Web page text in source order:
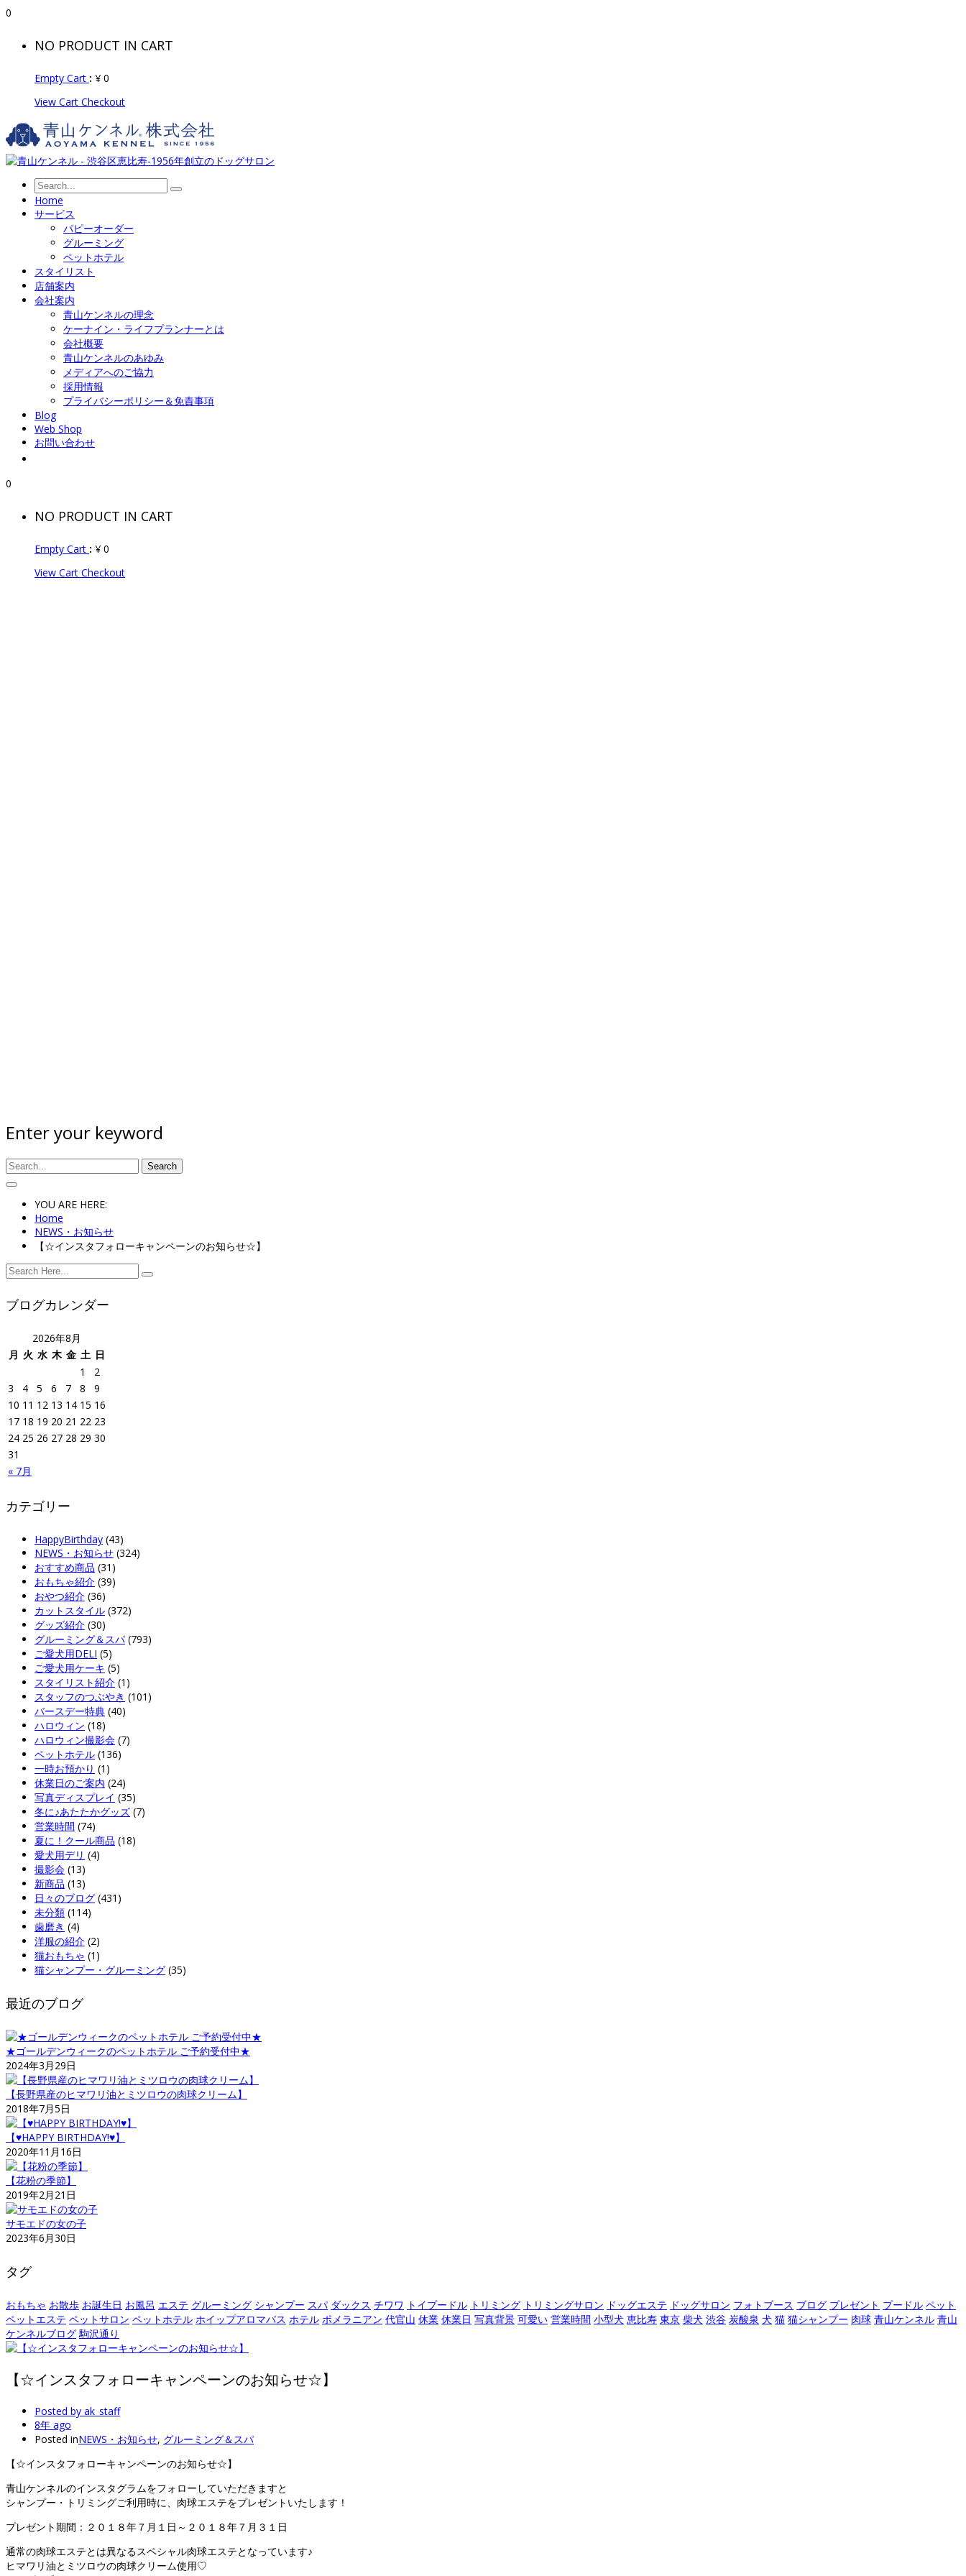
0
NO PRODUCT IN CART
Empty Cart : ¥ 0
View Cart Checkout
Home
サービス
パピーオーダー
グルーミング
ペットホテル
スタイリスト
店舗案内
会社案内
青山ケンネルの理念
ケーナイン・ライフプランナーとは
会社概要
青山ケンネルのあゆみ
メディアへのご協力
採用情報
プライバシーポリシー＆免責事項
Blog
Web Shop
お問い合わせ
0
NO PRODUCT IN CART
Empty Cart : ¥ 0
View Cart Checkout
Enter your keyword
Search
YOU ARE HERE:
Home
NEWS・お知らせ
【☆インスタフォローキャンペーンのお知らせ☆】
ブログカレンダー
2026年8月
月 火 水 木 金 土 日
« 7月
1
2
3
4 5 6 7 8
9
10 11 12 13 14 15 16
17 18 19 20 21 22 23
24 25 26 27 28 29 30
31
カテゴリー
HappyBirthday (43)
NEWS・お知らせ (324)
おすすめ商品 (31)
おもちゃ紹介 (39)
おやつ紹介 (36)
カットスタイル (372)
グッズ紹介 (30)
グルーミング＆スパ (793)
ご愛犬用DELI (5)
ご愛犬用ケーキ (5)
スタイリスト紹介 (1)
スタッフのつぶやき (101)
バースデー特典 (40)
ハロウィン (18)
ハロウィン撮影会 (7)
ペットホテル (136)
一時お預かり (1)
休業日のご案内 (24)
写真ディスプレイ (35)
冬に♪あたたかグッズ (7)
営業時間 (74)
夏に！クール商品 (18)
愛犬用デリ (4)
撮影会 (13)
新商品 (13)
日々のブログ (431)
未分類 (114)
歯磨き (4)
洋服の紹介 (2)
猫おもちゃ (1)
猫シャンプー・グルーミング (35)
最近のブログ
★ゴールデンウィークのペットホテル ご予約受付中★
2024年3月29日
【長野県産のヒマワリ油とミツロウの肉球クリーム】
2018年7月5日
【♥HAPPY BIRTHDAY!♥】
2020年11月16日
【花粉の季節】
2019年2月21日
サモエドの女の子
2023年6月30日
タグ
おもちゃ お散歩 お誕生日 お風呂 エステ グルーミング シャンプー スパ ダックス チワワ トイプードル トリミング トリミングサロン ドッグエステ ドッグサロン フォトブース ブログ プレゼント プードル ペット
ペットエステ ペットサロン ペットホテル ホイップアロマバス ホテル ポメラニアン 代官山 休業 休業日 写真背景 可愛い 営業時間 小型犬 恵比寿 東京 柴犬 渋谷 炭酸泉 犬 猫 猫シャンプー 肉球 青山ケンネル 青山
ケンネルブログ 駒沢通り
【☆インスタフォローキャンペーンのお知らせ☆】
Posted by ak_staff
8年 ago
Posted inNEWS・お知らせ, グルーミング＆スパ
【☆インスタフォローキャンペーンのお知らせ☆】
青山ケンネルのインスタグラムをフォローしていただきますと
シャンプー・トリミングご利用時に、肉球エステをプレゼントいたします！
プレゼント期間：２０１８年７月１日～２０１８年７月３１日
通常の肉球エステとは異なるスペシャル肉球エステとなっています♪
ヒマワリ油とミツロウの肉球クリーム使用♡